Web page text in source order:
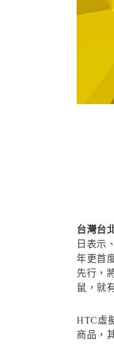
台灣台
日表示
年更首
先行，
鼠，就
HTC虛
商品，